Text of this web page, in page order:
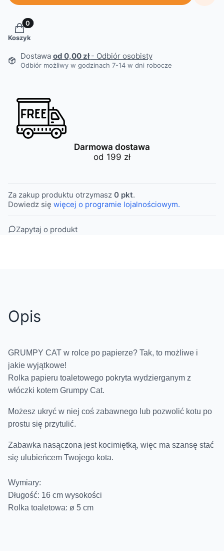
Produkty w koszyku: 0. Zobacz szczegóły
Koszyk
Dostawa od 0,00 zł- Odbiór osobisty
Odbiór możliwy w godzinach 7-14 w dni robocze
Darmowa dostawa
od 199 zł
Za zakup produktu otrzymasz 0 pkt.
Dowiedz się więcej o programie lojalnościowym.
Zapytaj o produkt
Opis
GRUMPY CAT w rolce po papierze? Tak, to możliwe i
jakie wyjątkowe!
Rolka papieru toaletowego pokryta wydzierganym z
włóczki kotem Grumpy Cat.
Możesz ukryć w niej coś zabawnego lub pozwolić kotu po
prostu się przytulić.
Zabawka nasączona jest kocimiętką, więc ma szansę stać
się ulubieńcem Twojego kota.
Wymiary:
Długość: 16 cm wysokości
Rolka toaletowa: ø 5 cm